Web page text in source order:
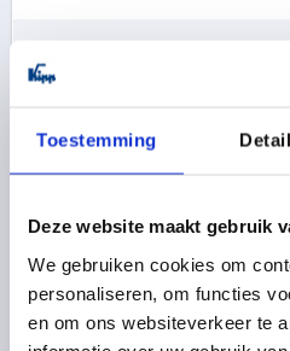
Toestemming
Deze website maakt gebruik
We gebruiken cookies om
personaliseren, om functies
en om ons websiteverkeer te
excl. BTW
plus verzendkosten